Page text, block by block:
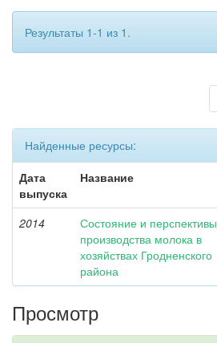
Результаты 1-1 из 1.
Найденные ресурсы:
Дата
выпуска
Название
2014
Состояние и перспективы
производства молока в
хозяйствах Гродненского
района
Просмотр